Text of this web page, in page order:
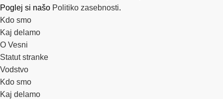
Poglej si našo Politiko zasebnosti.
Kdo smo
Kaj delamo
O Vesni
Statut stranke
Vodstvo
Kdo smo
Kaj delamo